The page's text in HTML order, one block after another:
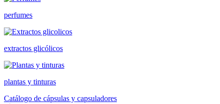
perfumes
extractos glicólicos
plantas y tinturas
Catálogo de cápsulas y capsuladores